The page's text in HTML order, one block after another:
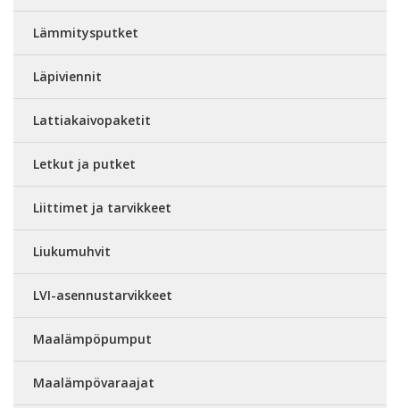
Lämmitysputket
Läpiviennit
Lattiakaivopaketit
Letkut ja putket
Liittimet ja tarvikkeet
Liukumuhvit
LVI-asennustarvikkeet
Maalämpöpumput
Maalämpövaraajat